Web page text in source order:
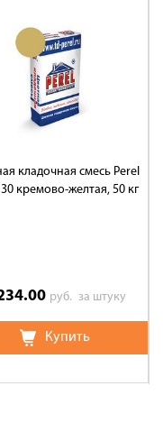
кладочная смесь Perel
кремово-желтая, 50 кг
руб. за штуку
Купить